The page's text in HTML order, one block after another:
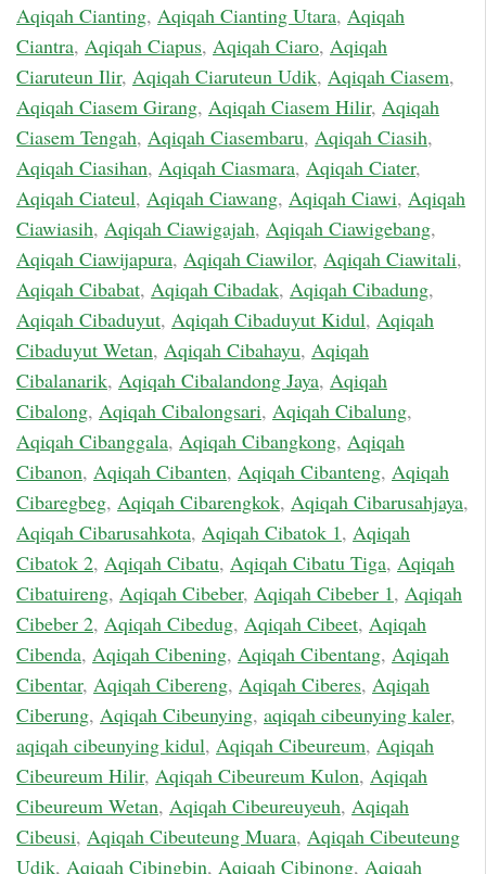
Aqiqah Cianting, Aqiqah Cianting Utara, Aqiqah
Ciantra, Aqiqah Ciapus, Aqiqah Ciaro, Aqiqah
Ciaruteun Ilir, Aqiqah Ciaruteun Udik, Aqiqah Ciasem,
Aqiqah Ciasem Girang, Aqiqah Ciasem Hilir, Aqiqah
Ciasem Tengah, Aqiqah Ciasembaru, Aqiqah Ciasih,
Aqiqah Ciasihan, Aqiqah Ciasmara, Aqiqah Ciater,
Aqiqah Ciateul, Aqiqah Ciawang, Aqiqah Ciawi, Aqiqah
Ciawiasih, Aqiqah Ciawigajah, Aqiqah Ciawigebang,
Aqiqah Ciawijapura, Aqiqah Ciawilor, Aqiqah Ciawitali,
Aqiqah Cibabat, Aqiqah Cibadak, Aqiqah Cibadung,
Aqiqah Cibaduyut, Aqiqah Cibaduyut Kidul, Aqiqah
Cibaduyut Wetan, Aqiqah Cibahayu, Aqiqah
Cibalanarik, Aqiqah Cibalandong Jaya, Aqiqah
Cibalong, Aqiqah Cibalongsari, Aqiqah Cibalung,
Aqiqah Cibanggala, Aqiqah Cibangkong, Aqiqah
Cibanon, Aqiqah Cibanten, Aqiqah Cibanteng, Aqiqah
Cibaregbeg, Aqiqah Cibarengkok, Aqiqah Cibarusahjaya,
Aqiqah Cibarusahkota, Aqiqah Cibatok 1, Aqiqah
Cibatok 2, Aqiqah Cibatu, Aqiqah Cibatu Tiga, Aqiqah
Cibatuireng, Aqiqah Cibeber, Aqiqah Cibeber 1, Aqiqah
Cibeber 2, Aqiqah Cibedug, Aqiqah Cibeet, Aqiqah
Cibenda, Aqiqah Cibening, Aqiqah Cibentang, Aqiqah
Cibentar, Aqiqah Cibereng, Aqiqah Ciberes, Aqiqah
Ciberung, Aqiqah Cibeunying, aqiqah cibeunying kaler,
aqiqah cibeunying kidul, Aqiqah Cibeureum, Aqiqah
Cibeureum Hilir, Aqiqah Cibeureum Kulon, Aqiqah
Cibeureum Wetan, Aqiqah Cibeureuyeuh, Aqiqah
Cibeusi, Aqiqah Cibeuteung Muara, Aqiqah Cibeuteung
Udik, Aqiqah Cibingbin, Aqiqah Cibinong, Aqiqah